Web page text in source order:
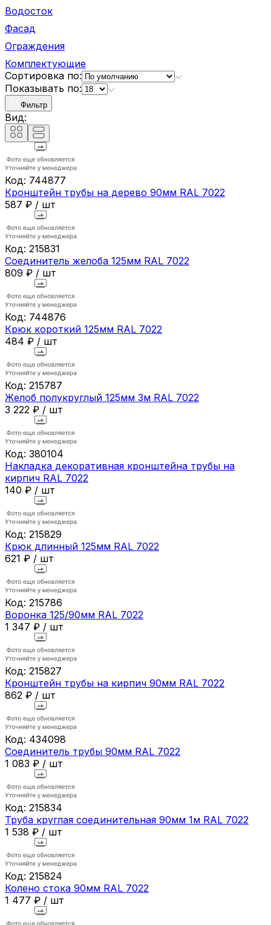
Водосток
Фасад
Ограждения
Комплектующие
Сортировка по:
Показывать по:
Фильтр
Вид:
Код: 744877
Кронштейн трубы на дерево 90мм RAL 7022
587 ₽ / шт
Код: 215831
Соединитель желоба 125мм RAL 7022
809 ₽ / шт
Код: 744876
Крюк короткий 125мм RAL 7022
484 ₽ / шт
Код: 215787
Желоб полукруглый 125мм 3м RAL 7022
3 222 ₽ / шт
Код: 380104
Накладка декоративная кронштейна трубы на
кирпич RAL 7022
140 ₽ / шт
Код: 215829
Крюк длинный 125мм RAL 7022
621 ₽ / шт
Код: 215786
Воронка 125/90мм RAL 7022
1 347 ₽ / шт
Код: 215827
Кронштейн трубы на кирпич 90мм RAL 7022
862 ₽ / шт
Код: 434098
Соединитель трубы 90мм RAL 7022
1 083 ₽ / шт
Код: 215834
Труба круглая соединительная 90мм 1м RAL 7022
1 538 ₽ / шт
Код: 215824
Колено стока 90мм RAL 7022
1 477 ₽ / шт